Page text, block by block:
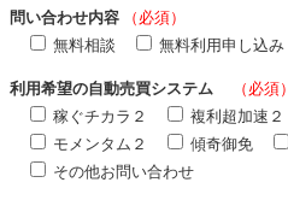
問い合わせ内容
（必須）
無料相談
無料利用申し込み
利用希望の自動売買システム
（必須）
稼ぐチカラ２
複利超加速２
モメンタム２
傾奇御免
その他お問い合わせ